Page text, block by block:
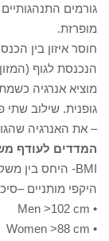
גורמים
מופרזת.
חוסר איזון בין
הנכנסת לגוף
מוציא אנרגיה
גופנית. שילוב
– את האנרגיה
המדדים לעודף
BMI- היחס בין משקל לגובה 2 – עד 25
היקפי מותניים
• Men >102 cm
• Women >88 cm